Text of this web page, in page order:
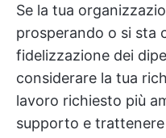
Se la tua
prosperando o si sta
fidelizzazione dei
considerare la tua
lavoro richiesto più
supporto e